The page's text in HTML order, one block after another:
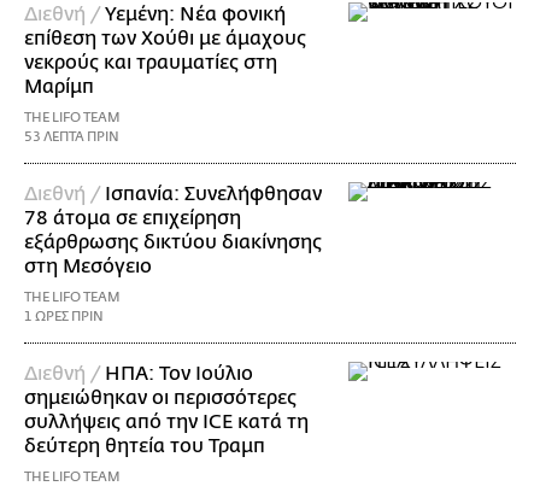
Διεθνή /Υεμένη: Νέα φονική
επίθεση των Χούθι με άμαχους
νεκρούς και τραυματίες στη
Μαρίμπ
THE LIFO TEAM
53 ΛΕΠΤΑ ΠΡΙΝ
Διεθνή / Ισπανία: Συνελήφθησαν
78 άτομα σε επιχείρηση
εξάρθρωσης δικτύου διακίνησης
στη Μεσόγειο
THE LIFO TEAM
1 ΩΡΕΣ ΠΡΙΝ
Διεθνή / ΗΠΑ: Τον Ιούλιο
σημειώθηκαν οι περισσότερες
συλλήψεις από την ICE κατά τη
δεύτερη θητεία του Τραμπ
THE LIFO TEAM